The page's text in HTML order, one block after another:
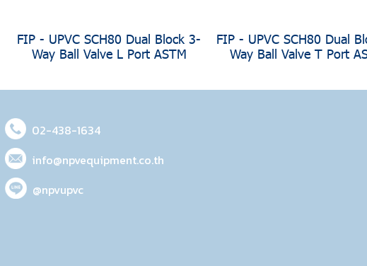
FIP - UPVC SCH80 Dual Block 3-
Way Ball Valve L Port ASTM
FIP - UPVC SCH80 Dual
Way Ball Valve T Port
02-438-1634
info@npvequipment.co.th
@npvupvc